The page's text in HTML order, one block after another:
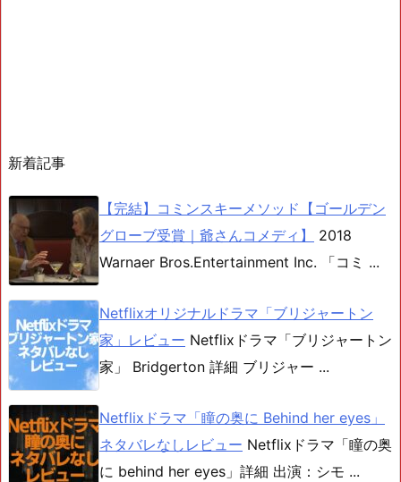
新着記事
【完結】コミンスキーメソッド【ゴールデン
グローブ受賞｜爺さんコメディ】
2018
Warnaer Bros.Entertainment Inc. 「コミ ...
Netflixオリジナルドラマ「ブリジャートン
家」レビュー Netflixドラマ「ブリジャートン
家」 Bridgerton 詳細 ブリジャー ...
Netflixドラマ「瞳の奥に Behind her eyes」
ネタバレなしレビュー Netflixドラマ「瞳の奥
に behind her eyes」詳細 出演：シモ ...